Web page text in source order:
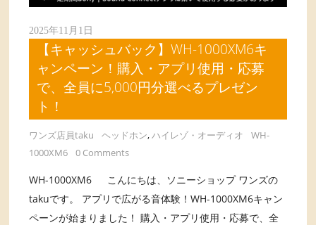
2025年11月1日
【キャッシュバック】WH-1000XM6キ
ャンペーン！購入・アプリ使用・応募
で、全員に5,000円分選べるプレゼン
ト！
ワンズ店員taku ヘッドホン,ハイレゾ・オーディオ
WH-
1000XM6
0 Comments
WH-1000XM6 こんにちは、ソニーショップ ワンズの
takuです。 アプリで広がる音体験！WH-1000XM6キャン
ペーンが始まりました！ 購入・アプリ使用・応募で、全